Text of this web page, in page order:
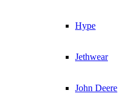
Hype
Jethwear
John Deere